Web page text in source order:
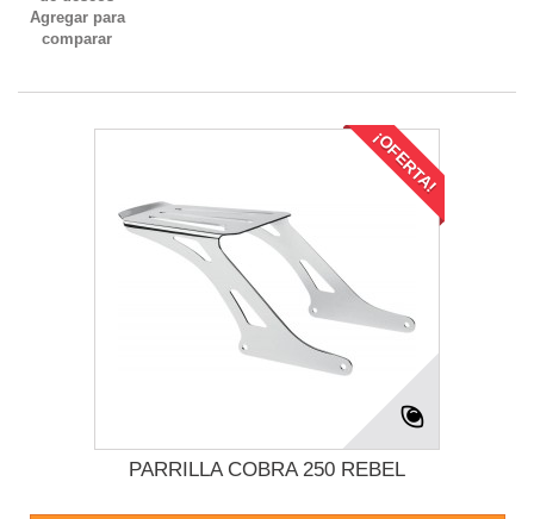
Agregar para
comparar
¡OFERTA!
PARRILLA COBRA 250 REBEL